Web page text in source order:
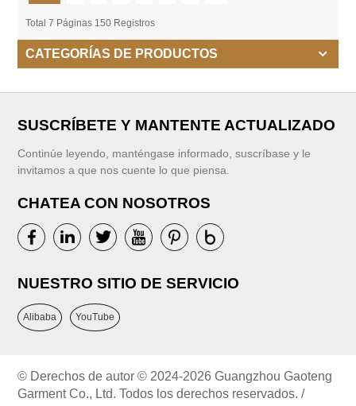
Total 7 Páginas 150 Registros
CATEGORÍAS DE PRODUCTOS
SUSCRÍBETE Y MANTENTE ACTUALIZADO
Continúe leyendo, manténgase informado, suscríbase y le
invitamos a que nos cuente lo que piensa.
CHATEA CON NOSOTROS
NUESTRO SITIO DE SERVICIO
Alibaba YouTube
© Derechos de autor © 2024-2026 Guangzhou Gaoteng
Garment Co., Ltd. Todos los derechos reservados. /